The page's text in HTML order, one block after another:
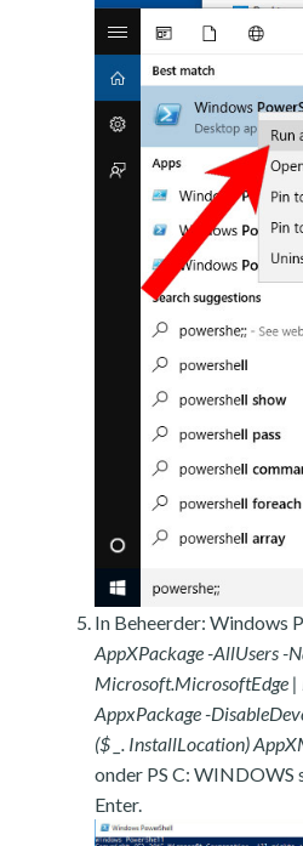
In Beheerder: Windows
AppXPackage -AllUsers -
Microsoft.MicrosoftEdge |
AppxPackage -
($ _. InstallLocation)
onder PS C: WINDOWS
Enter.